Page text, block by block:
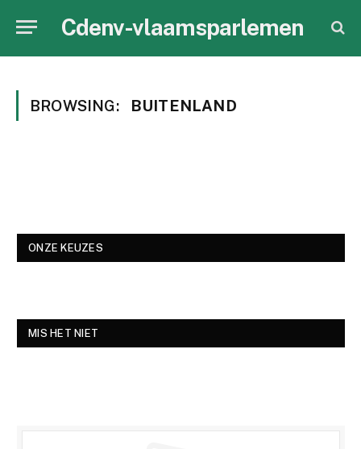
Cdenv-vlaamsparlemen
BROWSING: BUITENLAND
ONZE KEUZES
MIS HET NIET